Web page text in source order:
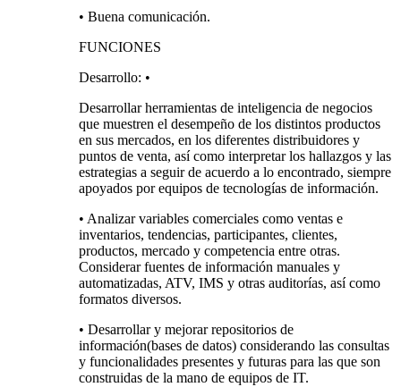
• Buena comunicación.
FUNCIONES
Desarrollo: •
Desarrollar herramientas de inteligencia de negocios
que muestren el desempeño de los distintos productos
en sus mercados, en los diferentes distribuidores y
puntos de venta, así como interpretar los hallazgos y las
estrategias a seguir de acuerdo a lo encontrado, siempre
apoyados por equipos de tecnologías de información.
• Analizar variables comerciales como ventas e
inventarios, tendencias, participantes, clientes,
productos, mercado y competencia entre otras.
Considerar fuentes de información manuales y
automatizadas, ATV, IMS y otras auditorías, así como
formatos diversos.
• Desarrollar y mejorar repositorios de
información(bases de datos) considerando las consultas
y funcionalidades presentes y futuras para las que son
construidas de la mano de equipos de IT.